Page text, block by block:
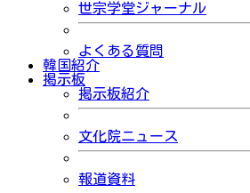
世宗学堂ジャーナル
よくある質問
韓国紹介
掲示板
掲示板紹介
文化院ニュース
報道資料